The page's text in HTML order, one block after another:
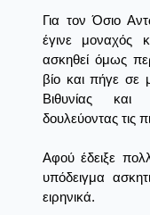
Για τον Όσιο
έγινε μοναχός
ασκηθεί όμως
βίο και πήγε σε
Βιθυνίας και
δουλεύοντας τις
Αφού έδειξε
υπόδειγμα
ειρηνικά.